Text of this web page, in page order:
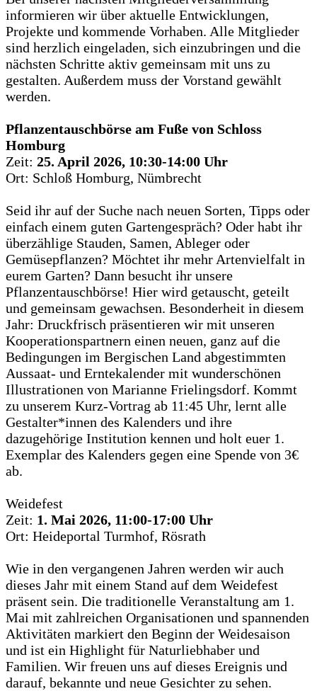
informieren wir über aktuelle Entwicklungen,
Projekte und kommende Vorhaben. Alle Mitglieder
sind herzlich eingeladen, sich einzubringen und die
nächsten Schritte aktiv gemeinsam mit uns zu
gestalten. Außerdem muss der Vorstand gewählt
werden.
Pflanzentauschbörse am Fuße von Schloss
Homburg
Zeit: 25. April 2026, 10:30-14:00 Uhr
Ort: Schloß Homburg, Nümbrecht
Seid ihr auf der Suche nach neuen Sorten, Tipps oder
einfach einem guten Gartengespräch? Oder habt ihr
überzählige Stauden, Samen, Ableger oder
Gemüsepflanzen? Möchtet ihr mehr Artenvielfalt in
eurem Garten? Dann besucht ihr unsere
Pflanzentauschbörse! Hier wird getauscht, geteilt
und gemeinsam gewachsen. Besonderheit in diesem
Jahr: Druckfrisch präsentieren wir mit unseren
Kooperationspartnern einen neuen, ganz auf die
Bedingungen im Bergischen Land abgestimmten
Aussaat- und Erntekalender mit wunderschönen
Illustrationen von Marianne Frielingsdorf. Kommt
zu unserem Kurz-Vortrag ab 11:45 Uhr, lernt alle
Gestalter*innen des Kalenders und ihre
dazugehörige Institution kennen und holt euer 1.
Exemplar des Kalenders gegen eine Spende von 3€
ab.
Weidefest
Zeit: 1. Mai 2026, 11:00-17:00 Uhr
Ort: Heideportal Turmhof, Rösrath
Wie in den vergangenen Jahren werden wir auch
dieses Jahr mit einem Stand auf dem Weidefest
präsent sein. Die traditionelle Veranstaltung am 1.
Mai mit zahlreichen Organisationen und spannenden
Aktivitäten markiert den Beginn der Weidesaison
und ist ein Highlight für Naturliebhaber und
Familien. Wir freuen uns auf dieses Ereignis und
darauf, bekannte und neue Gesichter zu sehen.